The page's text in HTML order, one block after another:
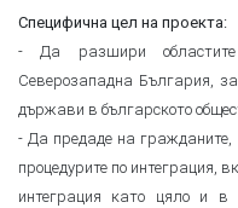
Специфична цел на проекта:
- Да разшири
Северозападна България,
държави в българското
- Да предаде на гражданите,
процедурите по интеграция,
интеграция като цяло и